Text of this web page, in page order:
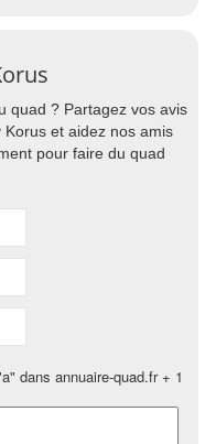
quad ? Partagez vos avis
et aidez nos amis
pour faire du quad
dans annuaire-quad.fr + 1